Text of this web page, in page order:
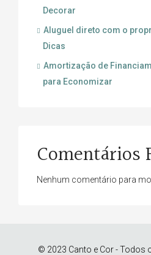
Decorar
Aluguel direto com o
Dicas
Amortização de
para Economizar
Comentários
Nenhum comentário para
© 2023 Canto e Cor - Todos